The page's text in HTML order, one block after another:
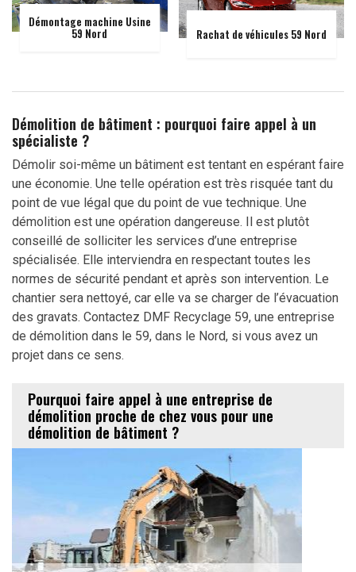
Démontage machine Usine
59 Nord Rachat de véhicules 59 Nord
Démolition de bâtiment : pourquoi faire appel à un
spécialiste ?
Démolir soi-même un bâtiment est tentant en espérant faire
une économie. Une telle opération est très risquée tant du
point de vue légal que du point de vue technique. Une
démolition est une opération dangereuse. Il est plutôt
conseillé de solliciter les services d’une entreprise
spécialisée. Elle interviendra en respectant toutes les
normes de sécurité pendant et après son intervention. Le
chantier sera nettoyé, car elle va se charger de l’évacuation
des gravats. Contactez DMF Recyclage 59, une entreprise
de démolition dans le 59, dans le Nord, si vous avez un
projet dans ce sens.
Pourquoi faire appel à une entreprise de
démolition proche de chez vous pour une
démolition de bâtiment ?